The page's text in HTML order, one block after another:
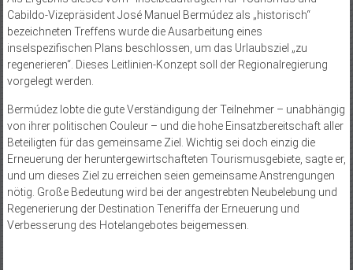
Cabildo-Vizepräsident José Manuel Bermúdez als „historisch“
bezeichneten Treffens wurde die Ausarbeitung eines
inselspezifischen Plans beschlossen, um das Urlaubsziel „zu
regenerieren“. Dieses Leitlinien-Konzept soll der Regionalregierung
vorgelegt werden.
Bermúdez lobte die gute Verständigung der Teilnehmer – unabhängig
von ihrer politischen Couleur – und die hohe Einsatzbereitschaft aller
Beteiligten für das gemeinsame Ziel. Wichtig sei doch einzig die
Erneuerung der heruntergewirtschafteten Tourismusgebiete, sagte er,
und um dieses Ziel zu erreichen seien gemeinsame Anstrengungen
nötig. Große Bedeutung wird bei der angestrebten Neubelebung und
Regenerierung der Destination Teneriffa der Erneuerung und
Verbesserung des Hotelangebotes beigemessen.